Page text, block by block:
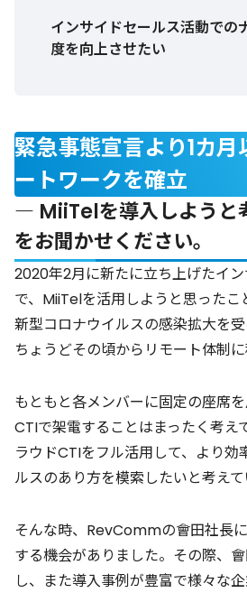
インサイドセールス活動での
度を向上させたい
緊急事態宣言より1カ
ートワークを確立
― MiiTelを導入しようと
をお聞かせください。
2020年2月に新たに立ち上げたイ
で、MiiTelを活用しようと思ったこ
新型コロナウイルスの感染拡大を
ちょうどその頃からリモート体制に
もともと各メンバーに固定の座席
CTIで架電することはまったく考え
ラウドCTIをフル活用して、より効
ルスのあり方を模索したいと考えて
そんな時、RevCommの會田社長
する機会がありました。その際、
し、また導入事例が豊富で様々な